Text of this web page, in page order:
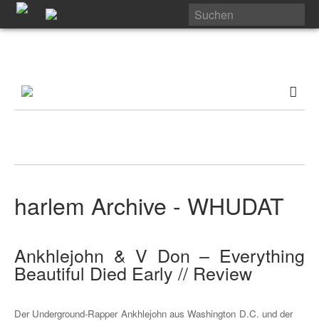
harlem Archive - WHUDAT
Ankhlejohn & V Don – Everything
Beautiful Died Early // Review
Der Underground-Rapper Ankhlejohn aus Washington D.C. und der